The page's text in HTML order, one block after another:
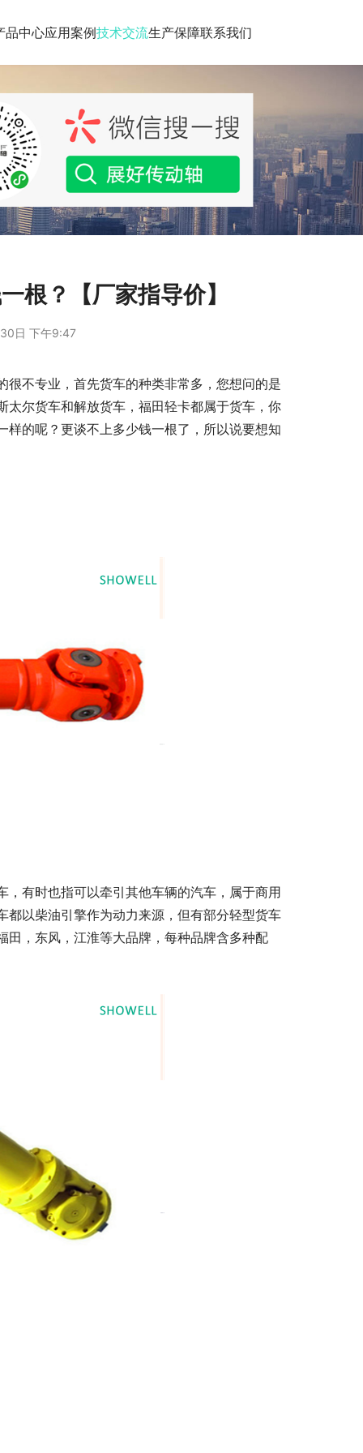
品中心应用案例技术交流生产保障联系我们
根？【厂家指导价】
日 下午9:47
不专业，首先货车的种类非常多，您想问的是
尔货车和解放货车，福田轻卡都属于货车，你
的呢？更谈不上多少钱一根了，所以说要想知
有时也指可以牵引其他车辆的汽车，属于商用
以柴油引擎作为动力来源，但有部分轻型货车
田，东风，江淮等大品牌，每种品牌含多种配